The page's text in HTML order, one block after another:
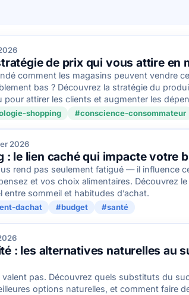
de prix qui vous attire en
comment les magasins peuvent vendre
bas ? Découvrez la stratégie du
pour attirer les clients et augmenter les
shopping #conscience-consommateur
2026
: le lien caché qui impacte votre
rend pas seulement fatigué — il influence
et vos choix alimentaires. Découvrez le
sommeil et habitudes d’achat.
dachat #budget #santé
: les alternatives naturelles au
pas. Découvrez quels substituts du
options naturelles, et comment faire